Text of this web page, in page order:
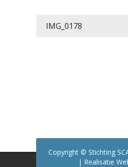
IMG_0178
Copyright © Stichting
| Realisatie